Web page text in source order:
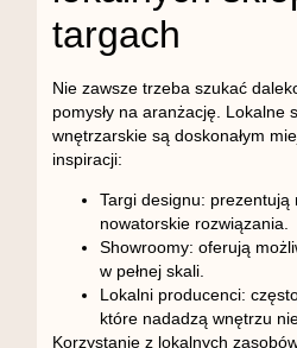
targach
Nie zawsze trzeba szukać
pomysły na aranżację. Lokalne
wnętrzarskie są doskonałym
inspiracji:
Targi designu: prezentują
nowatorskie rozwiązania.
Showroomy: oferują
w pełnej skali.
Lokalni producenci:
które nadadzą wnętrzu
Korzystanie z lokalnych